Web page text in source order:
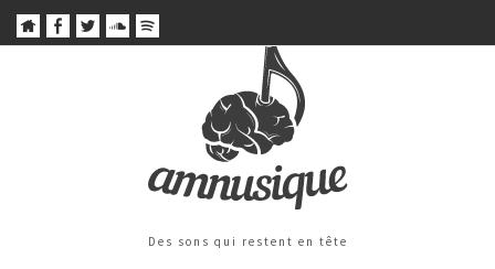
Des sons qui restent en tête